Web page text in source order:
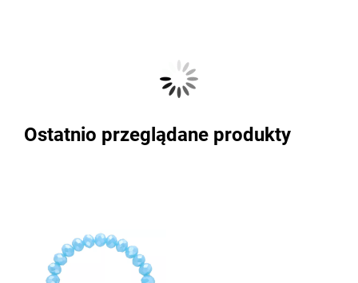
Ostatnio przeglądane produkty